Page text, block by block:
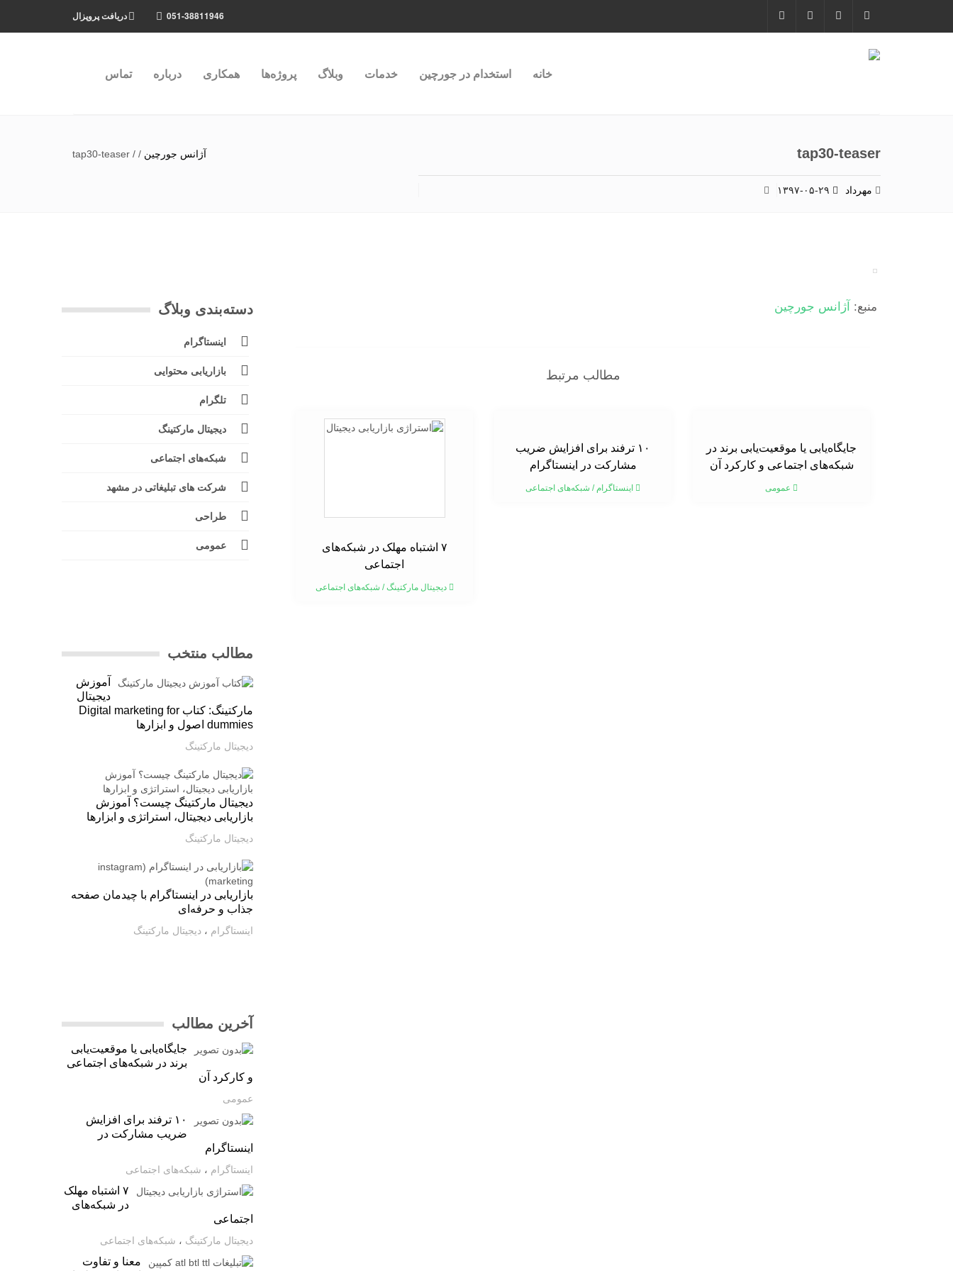
دریافت پروپزال 051-38811946
خانه استخدام در جورچین خدمات وبلاگ پروژه‌ها همکاری درباره تماس
tap30-teaser
مهرداد
آژانس جورچین /
/
tap30-teaser
منبع: آژانس جورچین
مطالب مرتبط
جایگاه‌یابی یا موقعیت‌یابی برند در
شبکه‌های اجتماعی و کارکرد آن
عمومی
۱۰ ترفند برای افزایش ضریب
مشارکت در اینستاگرام
اینستاگرام / شبکه‌های اجتماعی
۷ اشتباه مهلک در شبکه‌های
اجتماعی
دیجیتال مارکتینگ/ شبکه‌های اجتماعی
دسته‌بندی وبلاگ
اینستاگرام
بازاریابی محتوایی
تلگرام
دیجیتال مارکتینگ
شبکه‌های اجتماعی
شرکت های تبلیغاتی در مشهد
طراحی
عمومی
مطالب منتخب
آموزش
دیجیتال
مارکتینگ: کتاب Digital marketing for
dummies اصول و ابزارها
دیجیتال مارکتینگ
دیجیتال مارکتینگ چیست؟ آموزش
بازاریابی دیجیتال، استراتژی و ابزارها
دیجیتال مارکتینگ
بازاریابی در اینستاگرام با چیدمان صفحه
جذاب و حرفه‌ای
اینستاگرام ، دیجیتال مارکتینگ
آخرین مطالب
جایگاه‌یابی یا موقعیت‌یابی
برند در شبکه‌های اجتماعی
و کارکرد آن
عمومی
۱۰ ترفند برای افزایش
ضریب مشارکت در
اینستاگرام
اینستاگرام ، شبکه‌های اجتماعی
۷ اشتباه مهلک
در شبکه‌های
اجتماعی
دیجیتال مارکتینگ ، شبکه‌های اجتماعی
معنا و تفاوت